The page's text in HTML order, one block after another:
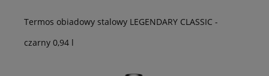
Termos obiadowy stalowy LEGENDARY CLASSIC -
czarny 0,94 l